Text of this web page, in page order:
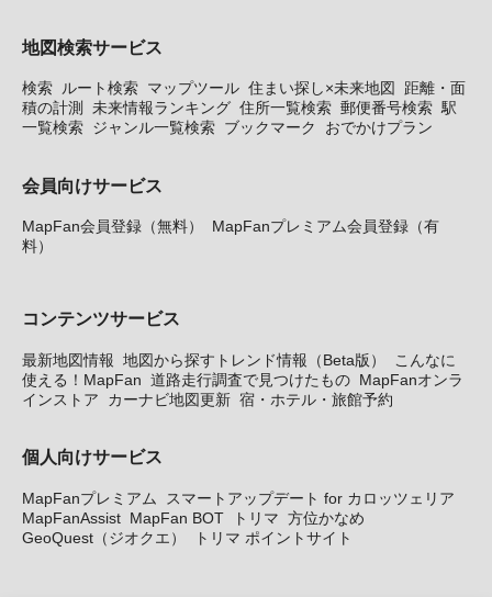
地図検索サービス
検索 ルート検索 マップツール 住まい探し×未来地図
距離・面
積の計測
未来情報ランキング 住所一覧検索 郵便番号検索 駅
一覧検索 ジャンル一覧検索 ブックマーク おでかけプラン
会員向けサービス
MapFan会員登録（無料）
MapFanプレミアム会員登録（有
料）
コンテンツサービス
最新地図情報 地図から探すトレンド情報（Beta版）
こんなに
使える！MapFan 道路走行調査で見つけたもの MapFanオンラ
インストア
カーナビ地図更新 宿・ホテル・旅館予約
個人向けサービス
MapFanプレミアム
スマートアップデート for カロッツェリア
MapFanAssist MapFan BOT トリマ 方位かなめ
GeoQuest（ジオクエ）
トリマ ポイントサイト